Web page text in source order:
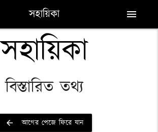
সহায়িকা menu
সহায়িকা
বিস্তারিত তথ্য
arrow_back আগের পেজে ফিরে যান